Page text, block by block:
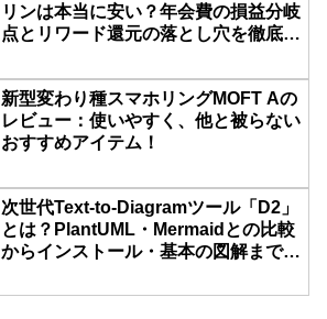
リンは本当に安い？年会費の損益分岐
点とリワード還元の落とし穴を徹底解
新型変わり種スマホリングMOFT Aの
レビュー：使いやすく、他と被らない
おすすめアイテム！
次世代Text-to-Diagramツール「D2」
とは？PlantUML・Mermaidとの比較
からインストール・基本の図解まで徹